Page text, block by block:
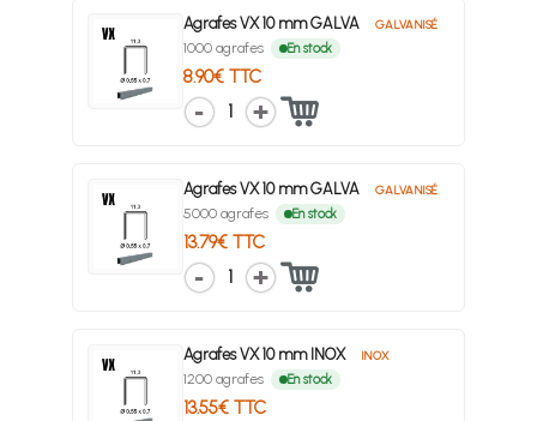
Agrafes VX 10 mm GALVA GALVANISÉ
1000 agrafes En stock
8.90€ TTC
1
Agrafes VX 10 mm GALVA GALVANISÉ
5000 agrafes En stock
13.79€ TTC
1
Agrafes VX 10 mm INOX INOX
1200 agrafes En stock
13.55€ TTC